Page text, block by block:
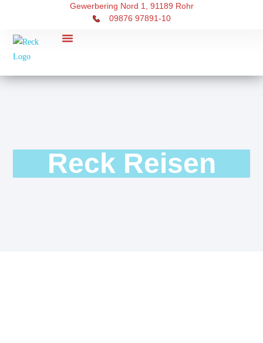
Gewerbering Nord 1, 91189 Rohr
09876 97891-10
Reck Reisen